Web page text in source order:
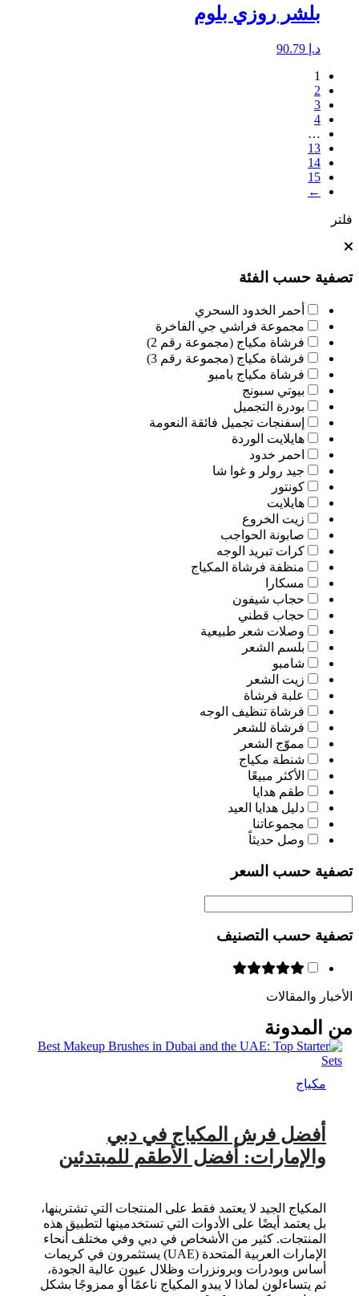
بلشر روزي بلوم
د.إ
1
2
3
4
…
13
14
15
←
فلتر
تصفية حسب الفئة
أحمر الخدود السحري
مجموعة فراشي جي الفاخرة
فرشاة مكياج (مجموعة رقم 2)
فرشاة مكياج (مجموعة رقم 3)
فرشاة مكياج بامبو
بيوتي سبونج
بودرة التجميل
إسفنجات تجميل فائقة النعومة
هايلايت الوردة
احمر خدود
جيد رولر و غوا شا
كونتور
هايلايت
زيت الخروع
صابونة الحواجب
كرات تبريد الوجه
منظفة فرشاة المكياج
مسكارا
حجاب شيفون
حجاب قطني
وصلات شعر طبيعية
بلسم الشعر
شامبو
زيت الشعر
علبة فرشاة
فرشاة تنظيف الوجه
فرشاة للشعر
مموّج الشعر
شنطة مكياج
الأكثر مبيعًا
طقم هدايا
دليل هدايا العيد
مجموعاتنا
وصل حديثاً
تصفية حسب السعر
تصفية حسب التصنيف
الأخبار والمقالات
من المدونة
مكياج
أفضل فرش المكياج في دبي
والإمارات: أفضل الأطقم للمبتدئين
المكياج الجيد لا يعتمد فقط على المنتجات التي تشترينها،
بل يعتمد أيضًا على الأدوات التي تستخدمينها لتطبيق هذه
المنتجات. كثير من الأشخاص في دبي وفي مختلف أنحاء
الإمارات العربية المتحدة (UAE) يستثمرون في كريمات
أساس وبودرات وبرونزرات وظلال عيون عالية الجودة،
ثم يتساءلون لماذا لا يبدو المكياج ناعمًا أو ممزوجًا بشكل